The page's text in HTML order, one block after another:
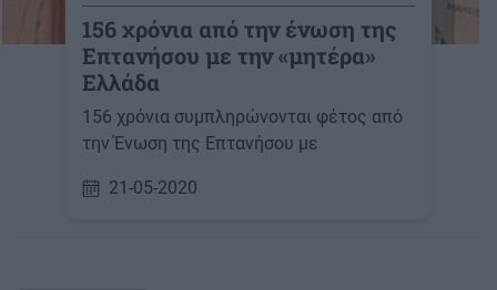
156 χρόνια από την ένωση της
Επτανήσου με την «μητέρα»
Ελλάδα
156 χρόνια συμπληρώνονται φέτος από
την Ένωση της Επτανήσου με
21-05-2020